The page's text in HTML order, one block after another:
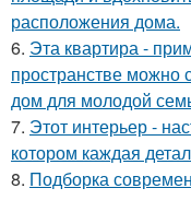
расположения дома.
6. Эта квартира -
пространстве можно
дом для молодой
7. Этот интерьер -
котором каждая
8. Подборка